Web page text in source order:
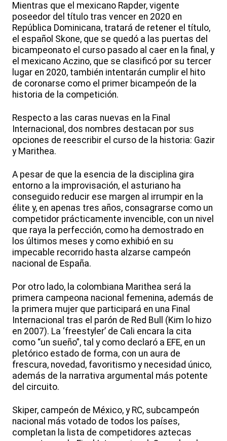
Mientras que el mexicano Rapder, vigente
poseedor del título tras vencer en 2020 en
República Dominicana, tratará de retener el título,
el español Skone, que se quedó a las puertas del
bicampeonato el curso pasado al caer en la final, y
el mexicano Aczino, que se clasificó por su tercer
lugar en 2020, también intentarán cumplir el hito
de coronarse como el primer bicampeón de la
historia de la competición.
Respecto a las caras nuevas en la Final
Internacional, dos nombres destacan por sus
opciones de reescribir el curso de la historia: Gazir
y Marithea.
A pesar de que la esencia de la disciplina gira
entorno a la improvisación, el asturiano ha
conseguido reducir ese margen al irrumpir en la
élite y, en apenas tres años, consagrarse como un
competidor prácticamente invencible, con un nivel
que raya la perfección, como ha demostrado en
los últimos meses y como exhibió en su
impecable recorrido hasta alzarse campeón
nacional de España.
Por otro lado, la colombiana Marithea será la
primera campeona nacional femenina, además de
la primera mujer que participará en una Final
Internacional tras el parón de Red Bull (Kim lo hizo
en 2007). La ‘freestyler’ de Cali encara la cita
como “un sueño”, tal y como declaró a EFE, en un
pletórico estado de forma, con un aura de
frescura, novedad, favoritismo y necesidad único,
además de la narrativa argumental más potente
del circuito.
Skiper, campeón de México, y RC, subcampeón
nacional más votado de todos los países,
completan la lista de competidores aztecas